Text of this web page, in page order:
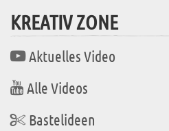
KREATIV ZONE
Aktuelles Video
Alle Videos
Bastelideen